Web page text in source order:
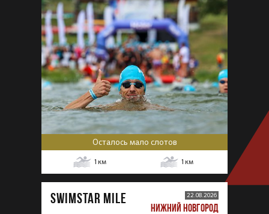
Осталось мало слотов
1 км 1 км
SWIMSTAR MILE 22.08.2026
НИЖНИЙ НОВГОРОД